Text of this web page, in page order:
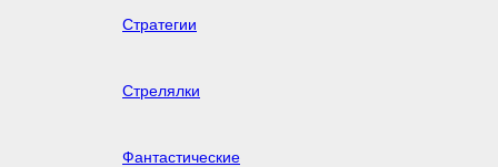
Стратегии
Стрелялки
Фантастические